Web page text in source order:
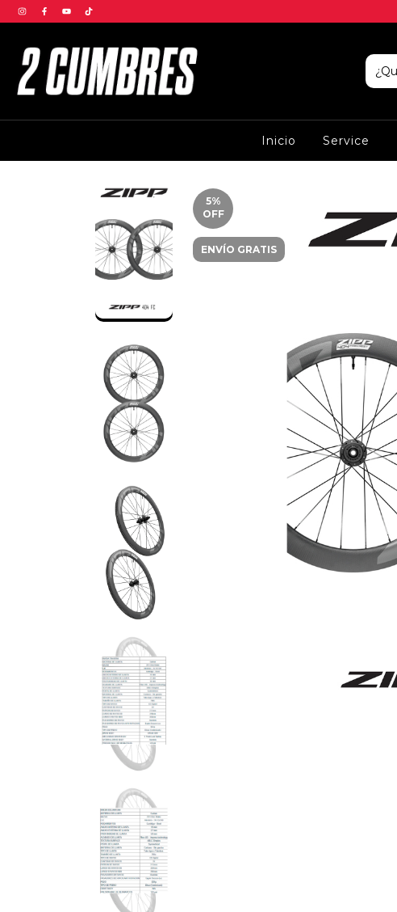
Inicio Service
5%
OFF
ENVÍO GRATIS